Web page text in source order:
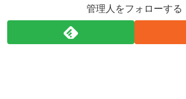
管理人をフォローする